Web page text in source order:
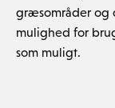
græsområder og
mulighed for
som muligt.